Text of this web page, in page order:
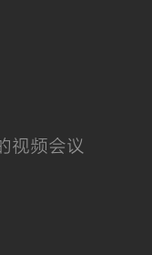
视频会议